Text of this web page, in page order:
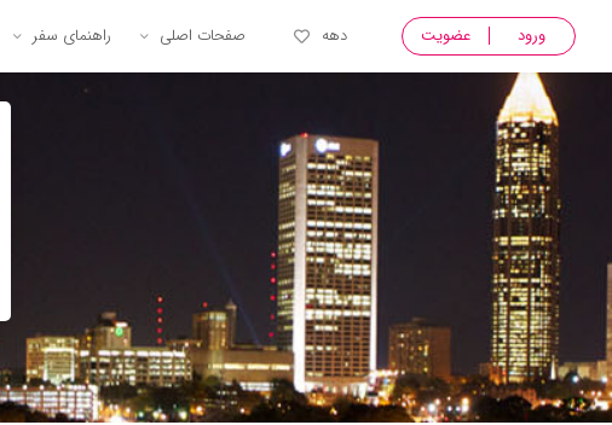
ورود عضویت دهه صفحات اصلی راهنمای سفر